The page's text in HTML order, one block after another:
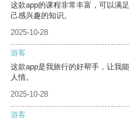
这款app的课程非常丰富，可以满
己感兴趣的知识。
2025-10-28
游客
这款app是我旅行的好帮手，让我
人情。
2025-10-28
游客